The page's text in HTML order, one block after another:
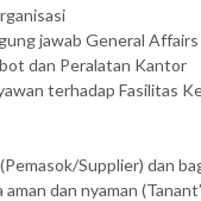
jawab General Affairs
dan Peralatan Kantor
terhadap Fasilitas
Supplier) dan
dan nyaman